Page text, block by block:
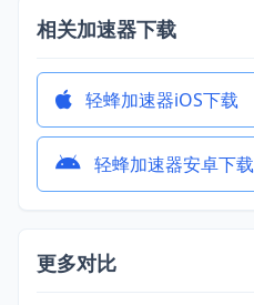
相关加速器下载
轻蜂加速器iOS下载
轻蜂加速器安卓下载
更多对比